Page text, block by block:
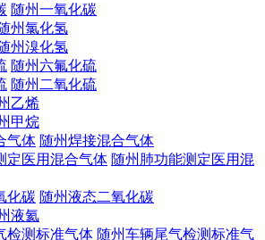
随州一氧化碳
州氯化氢
州溴化氢
随州六氟化硫
随州二氧化硫
乙烯
甲烷
随州焊接混合气体
随州肺功能测定医用混
随州液态二氧化碳
液氦
随州车辆尾气检测标准气